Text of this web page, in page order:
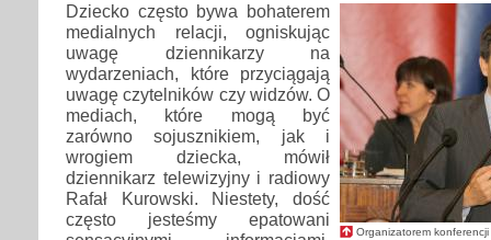
Organizatorem
Dziecko często bywa bohaterem
medialnych relacji, ogniskując
uwagę dziennikarzy na
wydarzeniach, które przyciągają
uwagę czytelników czy widzów. O
mediach, które mogą być
zarówno sojusznikiem, jak i
wrogiem dziecka, mówił
dziennikarz telewizyjny i radiowy
Rafał Kurowski. Niestety, dość
często jesteśmy epatowani